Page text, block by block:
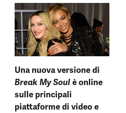
Una nuova versione di
Break My Soulè online
sulle principali
piattaforme di video e